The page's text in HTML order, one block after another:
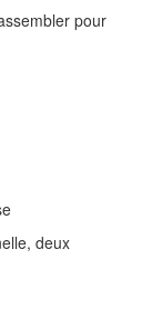
pour
deux